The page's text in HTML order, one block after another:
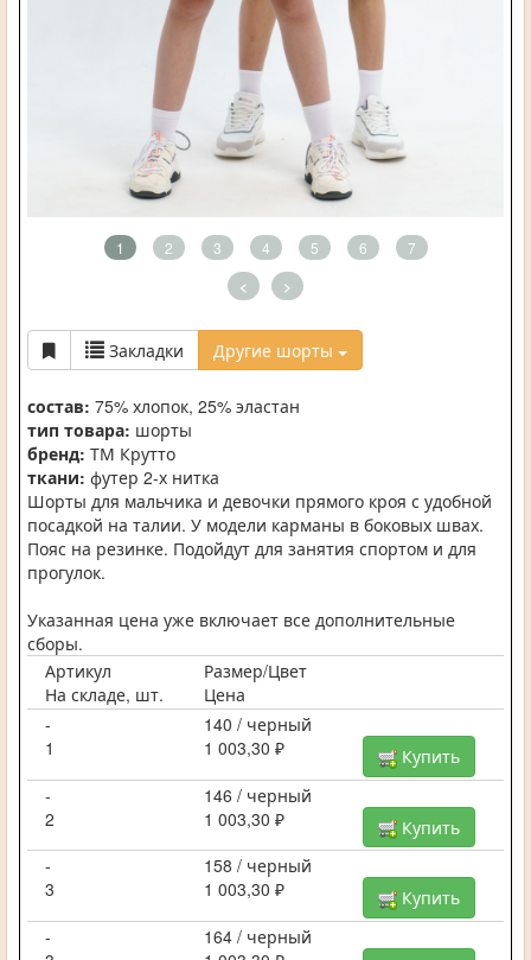
1 2 3 4 5 6 7
< >
Закладки Другие шорты
состав: 75% хлопок, 25% эластан
тип товара: шорты
бренд: ТМ Крутто
ткани: футер 2-х нитка
Шорты для мальчика и девочки прямого кроя с удобной
посадкой на талии. У модели карманы в боковых швах.
Пояс на резинке. Подойдут для занятия спортом и для
прогулок.
Указанная цена уже включает все дополнительные
сборы.
Артикул
Размер/Цвет
На складе, шт.
Цена
-
140 / черный
1
1 003,30 ₽
Купить
-
146 / черный
2
1 003,30 ₽
Купить
-
158 / черный
3
1 003,30 ₽
Купить
-
164 / черный